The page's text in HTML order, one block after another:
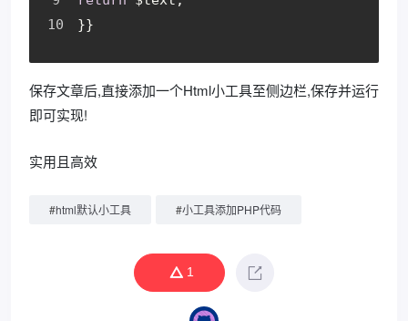
}}
保存文章后,直接添加一个Html小工具至侧边栏,保存并运行
即可实现!
实用且高效
#html默认小工具 #小工具添加PHP代码
1